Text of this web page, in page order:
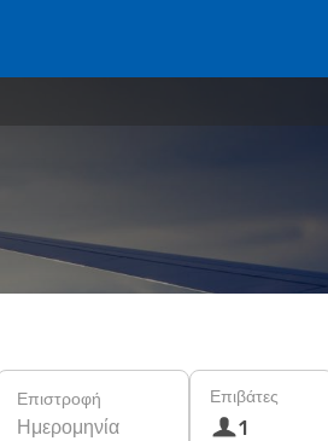
Επιστροφή
Ημερομηνία
Επιβάτες
1